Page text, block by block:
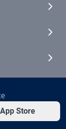
App Store